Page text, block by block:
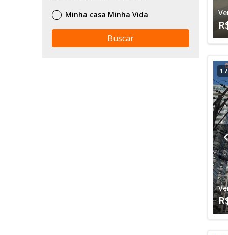
Minha casa Minha Vida
Buscar
1